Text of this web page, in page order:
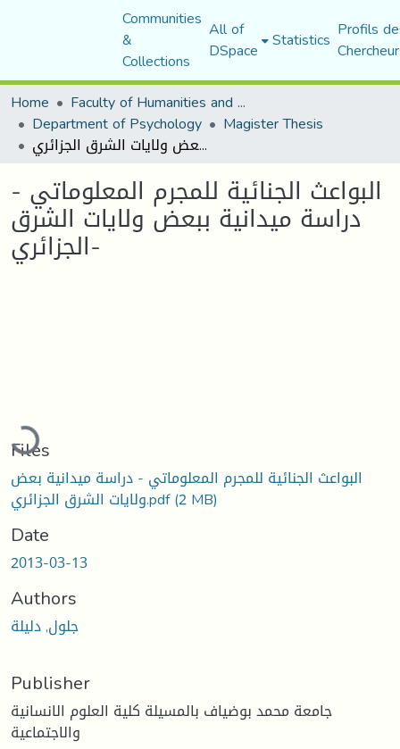
Communities
&
Collections
All of
DSpace Statistics Profils
Home
Faculty of Humanities and Social Sciences
Department of Psychology Magister Thesis
البواعث الجنائية للمجرم المعلوماتي - دراسة ميدانية ببعض ولايات الشرق الجزائري-
البواعث الجنائية للمجرم المعلوماتي -
دراسة ميدانية ببعض ولايات الشرق
الجزائري-
Loading...
Files
البواعث الجنائية للمجرم المعلوماتي - دراسة ميدانية بعض
ولايات الشرق الجزائري.pdf(2 MB)
Date
2013-03-13
Authors
جلول, دليلة
Publisher
جامعة محمد بوضياف بالمسيلة كلية العلوم الانسانية
والاجتماعية